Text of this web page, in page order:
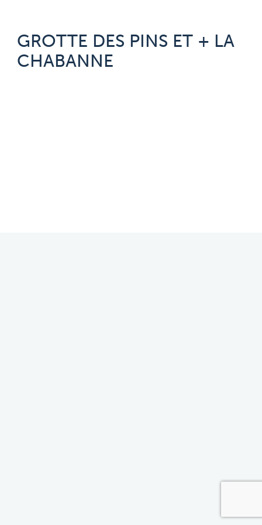
GROTTE DES PINS ET + LA
CHABANNE